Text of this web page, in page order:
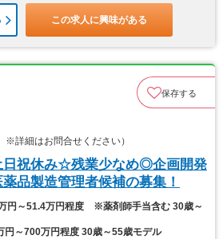
この求人に興味がある
保存する
詳細はお問合せください）
日祝休み☆残業少なめ◎企画開発
品製造管理者候補の募集！
万円～51.4万円程度 ※薬剤師手当含む 30歳～
円～700万円程度 30歳～55歳モデル